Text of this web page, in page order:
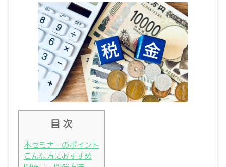
目 次
本セミナーのポイント
こんな方におすすめ